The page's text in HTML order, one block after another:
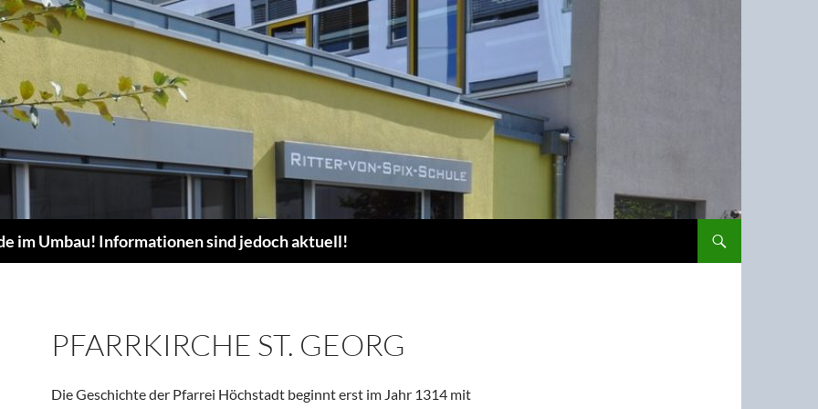
im Umbau! Informationen sind jedoch aktuell!
PFARRKIRCHE ST. GEORG
Die Geschichte der Pfarrei Höchstadt beginnt erst im Jahr 1314 mit